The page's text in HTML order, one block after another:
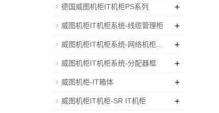
德国威图机柜IT机柜PS系列 +
威图机柜IT机柜系统-线缆管理柜 +
威图机柜IT机柜系统-网络机柜... +
威图机柜IT机柜系统-分配器框 +
威图机柜-IT箱体 +
威图机柜IT机柜-SR IT机柜 +